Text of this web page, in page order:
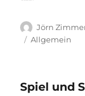
Autor
Jörn
Kategorien
Allgemein
Spiel und